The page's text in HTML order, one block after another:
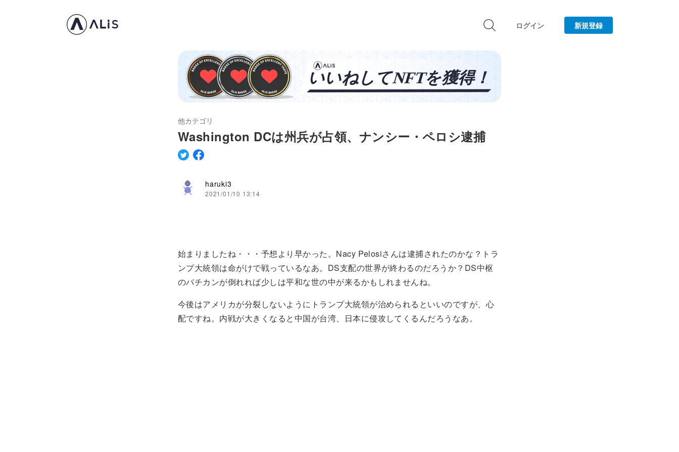
ログイン 新規登録
他カテゴリ
Washington DCは州兵が占領、ナンシー・ペロシ逮捕
haruki3
2021/01/10 13:14
始まりましたね・・・予想より早かった。Nacy Pelosiさんは逮捕されたのかな？トラ
ンプ大統領は命がけで戦っているなあ。DS支配の世界が終わるのだろうか？DS中枢
のバチカンが倒れれば少しは平和な世の中が来るかもしれませんね。
今後はアメリカが分裂しないようにトランプ大統領が治められるといいのですが、心
配ですね。内戦が大きくなると中国が台湾、日本に侵攻してくるんだろうなあ。